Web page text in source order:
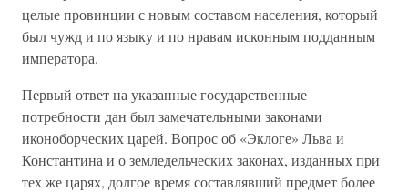
целые провинции с новым составом населения, который
был чужд и по языку и по нравам исконным подданным
императора.
Первый ответ на указанные государственные
потребности дан был замечательными законами
иконоборческих царей. Вопрос об «Эклоге» Льва и
Константина и о земледельческих законах, изданных при
тех же царях, долгое время составлявший предмет более